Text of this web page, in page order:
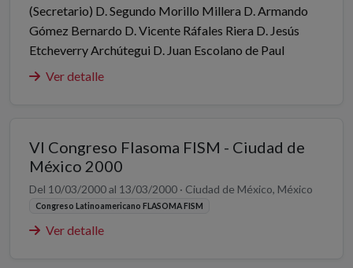
(Secretario) D. Segundo Morillo Millera D. Armando
Gómez Bernardo D. Vicente Ráfales Riera D. Jesús
Etcheverry Archútegui D. Juan Escolano de Paul
Ver detalle
VI Congreso Flasoma FISM - Ciudad de
México 2000
Del 10/03/2000 al 13/03/2000 · Ciudad de México, México
Congreso Latinoamericano FLASOMA FISM
Ver detalle